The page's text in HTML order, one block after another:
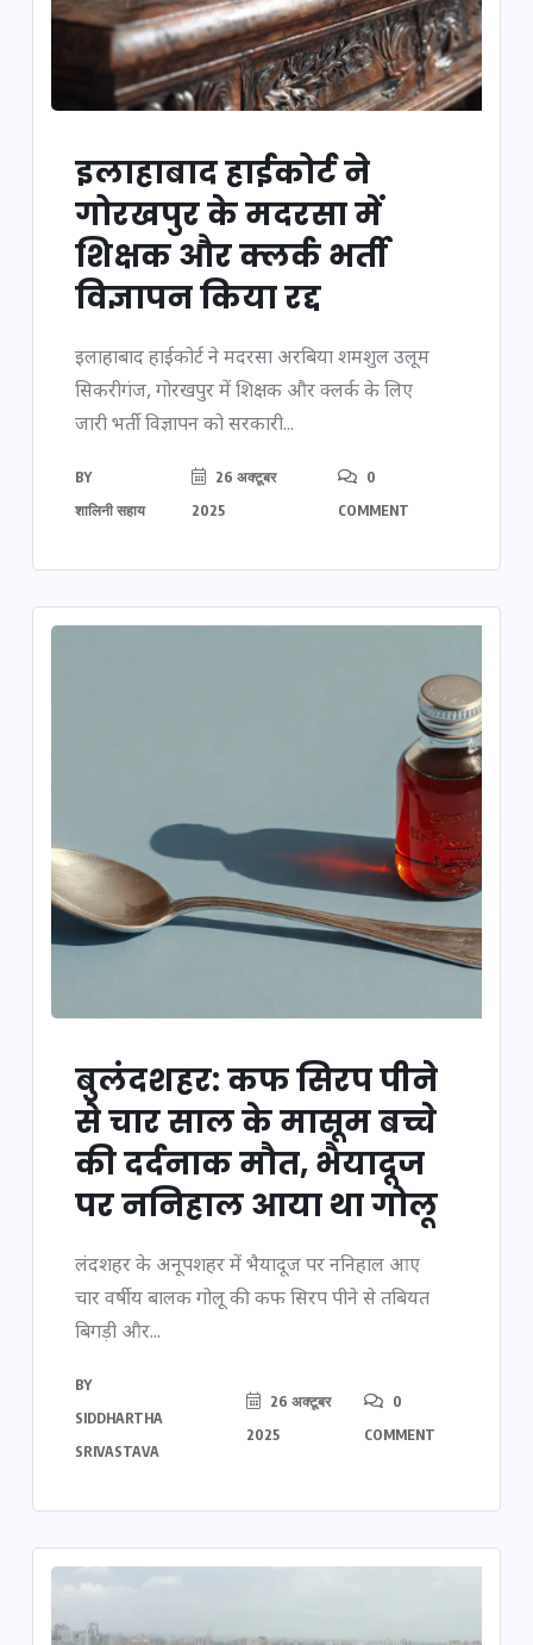
इलाहाबाद हाईकोर्ट ने
गोरखपुर के मदरसा में
शिक्षक और क्लर्क भर्ती
विज्ञापन किया रद्द
इलाहाबाद हाईकोर्ट ने मदरसा अरबिया शमशुल उलूम
सिकरीगंज, गोरखपुर में शिक्षक और क्लर्क के लिए
जारी भर्ती विज्ञापन को सरकारी...
BY
शालिनी सहाय
26 अक्टूबर
2025
0
COMMENT
बुलंदशहर: कफ सिरप पीने
से चार साल के मासूम बच्चे
की दर्दनाक मौत, भैयादूज
पर ननिहाल आया था गोलू
लंदशहर के अनूपशहर में भैयादूज पर ननिहाल आए
चार वर्षीय बालक गोलू की कफ सिरप पीने से तबियत
बिगड़ी और...
BY
SIDDHARTHA
SRIVASTAVA
26 अक्टूबर
2025
0
COMMENT